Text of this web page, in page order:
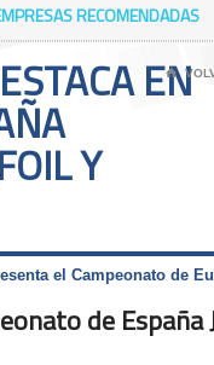
RECOMENDADAS
EN
Y
⌂
La regata larga del 53º
de España